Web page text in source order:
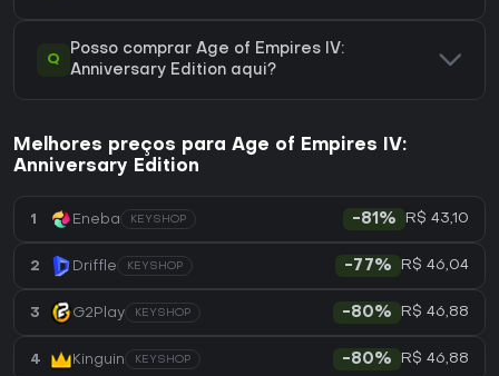
Q
Posso comprar Age of Empires IV:
Anniversary Edition aqui?
Melhores preços para Age of Empires IV:
Anniversary Edition
1 Eneba KEYSHOP -81% R$ 43,10
2 Driffle KEYSHOP -77% R$ 46,04
3 G2Play KEYSHOP -80% R$ 46,88
4 Kinguin KEYSHOP -80% R$ 46,88